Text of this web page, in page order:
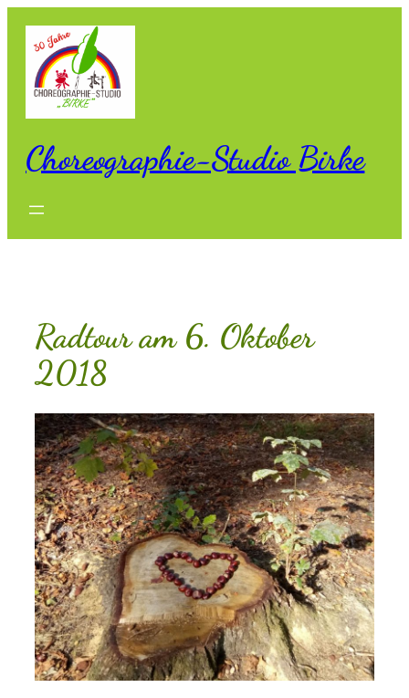
Inhalt
springen
Choreographie-Studio Birke
Radtour am 6. Oktober
2018